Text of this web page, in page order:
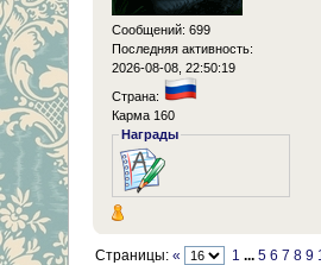
Сообщений: 699
Последняя активность:
2026-08-08, 22:50:19
Страна:
Карма 160
Награды
Страницы:« 1 ...5 6 7 8 9